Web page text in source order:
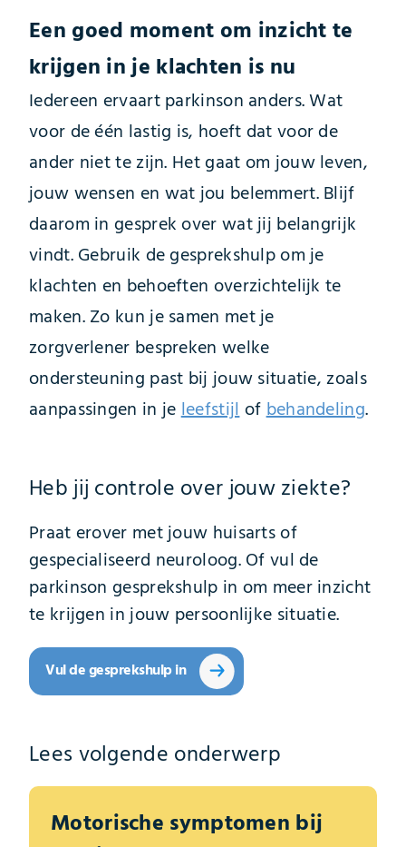
Een goed moment om inzicht te
krijgen in je klachten is nu
Iedereen ervaart parkinson anders. Wat
voor de één lastig is, hoeft dat voor de
ander niet te zijn. Het gaat om jouw leven,
jouw wensen en wat jou belemmert. Blijf
daarom in gesprek over wat jij belangrijk
vindt. Gebruik de gesprekshulp om je
klachten en behoeften overzichtelijk te
maken. Zo kun je samen met je
zorgverlener bespreken welke
ondersteuning past bij jouw situatie, zoals
aanpassingen in jeleefstijlofbehandeling.
Heb jij controle over jouw ziekte?
Praat erover met jouw huisarts of
gespecialiseerd neuroloog. Of vul de
parkinson gesprekshulp in om meer inzicht
te krijgen in jouw persoonlijke situatie.
Vul de gesprekshulp in
Lees volgende onderwerp
Motorische symptomen bij